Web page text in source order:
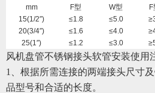
mm
F型 W型 F
15(1/2″)
≤1.8 ≤5.0
20(3/4″)
≤1.6 ≤4.0
25(1″)
≤1.2 ≤3.0
风机盘管不锈钢接头软管安装使用
1
、根据所需连接的两端接头尺寸
品型号和合适的长度。